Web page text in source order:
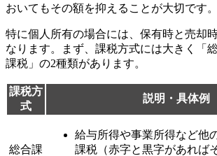
おいてもその額を抑えることが大切です。
特に個人所有の場合には、保有時と売却
なります。まず、課税方式には大きく「
課税」の2種類があります。
課税方
式
説明・具体例
総合課
給与所得や事業所得など他
課税（赤字と黒字があれば